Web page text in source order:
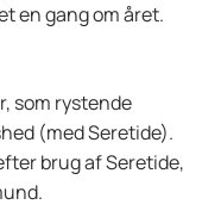
en gang om året.
som rystende
(med Seretide).
brug af Seretide,